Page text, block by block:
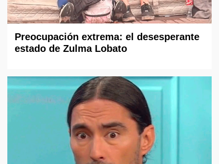
Preocupación extrema: el desesperante
estado de Zulma Lobato